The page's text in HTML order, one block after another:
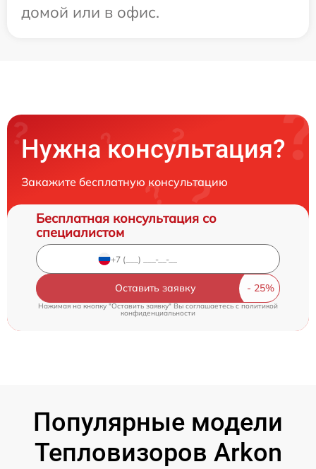
домой или в офис.
Нужна консультация?
Закажите бесплатную консультацию
Бесплатная консультация со
специалистом
Оставить заявку
Нажимая на кнопку "Оставить заявку" Вы соглашаетесь c политикой
конфиденциальности
Популярные модели
Тепловизоров Arkon